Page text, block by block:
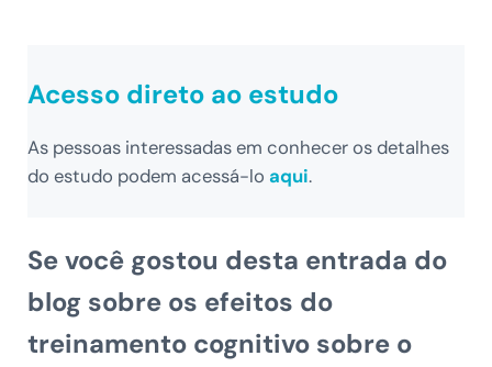
Acesso direto ao estudo
As pessoas interessadas em conhecer os detalhes
do estudo podem acessá-lo aqui.
Se você gostou desta entrada do
blog sobre os efeitos do
treinamento cognitivo sobre o